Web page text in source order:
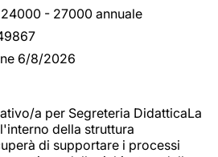
24000 - 27000 annuale
6/8/2026
a per Segreteria DidatticaLa
della struttura
di supportare i processi